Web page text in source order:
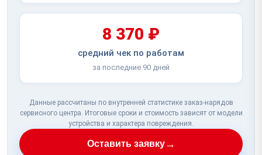
8 370 ₽
средний чек по работам
за последние 90 дней
Данные рассчитаны по внутренней статистике заказ-нарядов
сервисного центра. Итоговые сроки и стоимость зависят от модели
устройства и характера повреждения.
Оставить заявку→